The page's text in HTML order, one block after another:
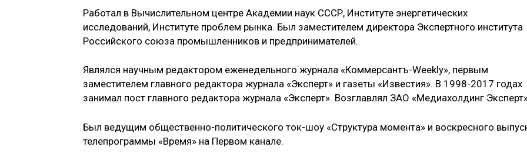
Работал в Вычислительном центре Академии наук СССР, Институте энергетических
исследований, Институте проблем рынка. Был заместителем директора Экспертного института
Российского союза промышленников и предпринимателей.
Являлся научным редактором еженедельного журнала «Коммерсантъ-Weekly», первым
заместителем главного редактора журнала «Эксперт» и газеты «Известия». В 1998-2017 годах
занимал пост главного редактора журнала «Эксперт». Возглавлял ЗАО «Медиахолдинг
Был ведущим общественно-политического ток-шоу «Структура момента» и воскресного
телепрограммы «Время» на Первом канале.